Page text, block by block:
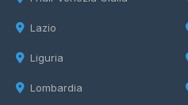
Lazio
Liguria
Lombardia